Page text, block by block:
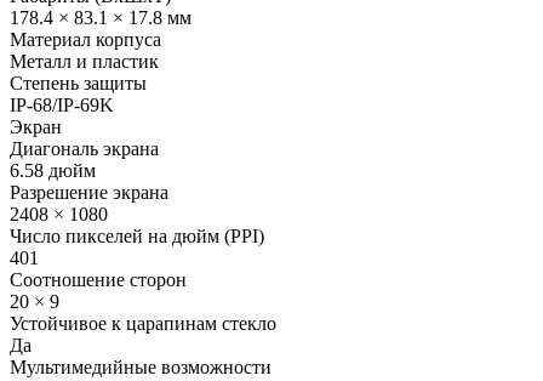
178.4 × 83.1 × 17.8 мм
Материал корпуса
Металл и пластик
Степень защиты
IP-68/IP-69K
Экран
Диагональ экрана
6.58 дюйм
Разрешение экрана
2408 × 1080
Число пикселей на дюйм (PPI)
401
Соотношение сторон
20 × 9
Устойчивое к царапинам стекло
Да
Мультимедийные возможности